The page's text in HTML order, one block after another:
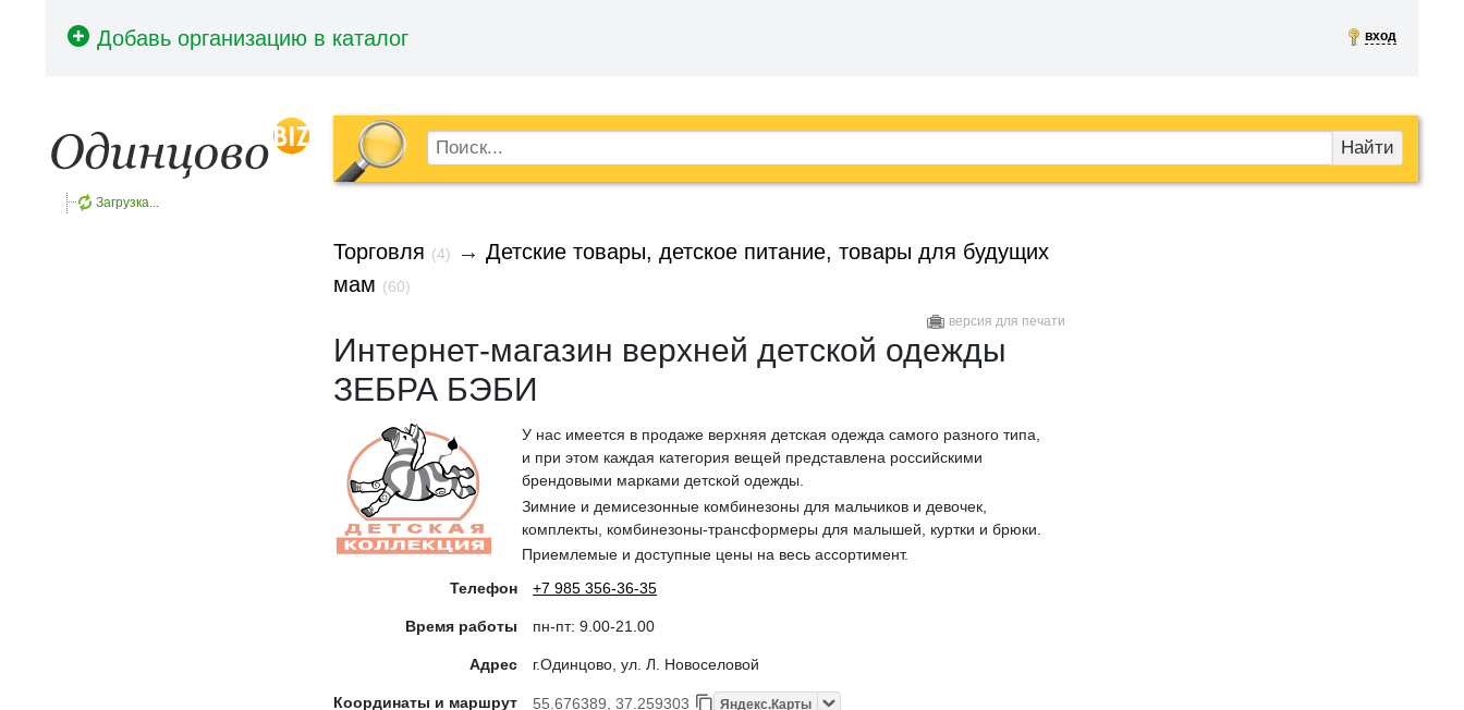
вход
Найти
Загрузка...
Торговля (4) → Детские товары, детское питание, товары для будущих
мам (60)
версия для печати
Интернет-магазин верхней детской одежды
ЗЕБРА БЭБИ
У нас имеется в продаже верхняя детская одежда самого разного типа,
и при этом каждая категория вещей представлена российскими
брендовыми марками детской одежды.
Зимние и демисезонные комбинезоны для мальчиков и девочек,
комплекты, комбинезоны-трансформеры для малышей, куртки и брюки.
Приемлемые и доступные цены на весь ассортимент.
Телефон
+7 985 356-36-35
Время работы пн-пт: 9.00-21.00
Адрес г.Одинцово, ул. Л. Новоселовой
Координаты и маршрут 55.676389, 37.259303 Яндекс.Карты